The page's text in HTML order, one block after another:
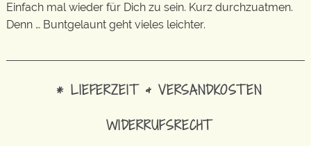
Einfach mal wieder für Dich zu sein. Kurz durchzuatmen.
Denn … Buntgelaunt geht vieles leichter.
* LIEFERZEIT & VERSANDKOSTEN
WIDERRUFSRECHT